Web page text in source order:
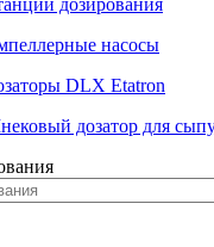
дозирования
насосы
DLX Etatron
дозатор для